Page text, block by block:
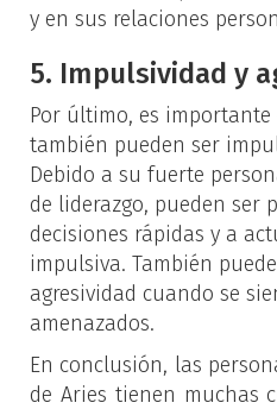
y en sus relaciones
5. Impulsividad y
Por último, es importante
también pueden ser
Debido a su fuerte
de liderazgo, pueden ser
decisiones rápidas y a
impulsiva. También
agresividad cuando se
amenazados.
En conclusión, las
de Aries tienen muchas